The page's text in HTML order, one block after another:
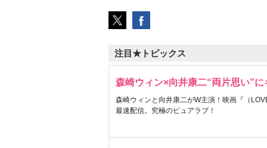
注目★トピックス
森崎ウィン×向井康二“両片思い”
森崎ウィンと向井康二がW主演！映画『（
最速配信。究極のピュアラブ！